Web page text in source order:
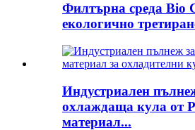
Филтърна среда Bio
екологично
Индустриален
охлаждаща кула от
материал...